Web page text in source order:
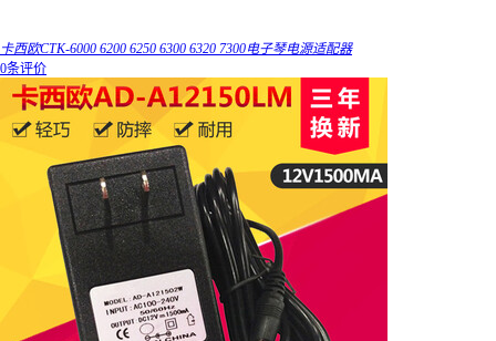
卡西欧CTK-6000 6200 6250 6300 6320 7300电子琴电源适配器
0条评价